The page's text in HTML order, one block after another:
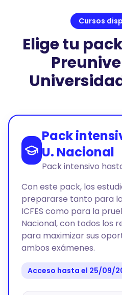
Cursos
Elige tu pack
Pack
U. Nacional
Pack intensivo
Con este pack, los
prepararse tanto para la
ICFES como para la
Nacional, con todos los
para maximizar sus
ambos exámenes.
Acceso hasta el 25/09/